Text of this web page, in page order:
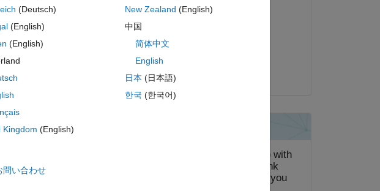
funtion of system.Please
ンしてアクティビティをフォロー
回答済み:
採用済み:
(Deutsch)
(English)
(English)
Kingdom (English)
New Zealand (English)
中国
简体中文
English
日本 (日本語)
한국 (한국어)
問い合わせ